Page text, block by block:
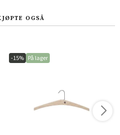
OGSÅ
-15% På lager